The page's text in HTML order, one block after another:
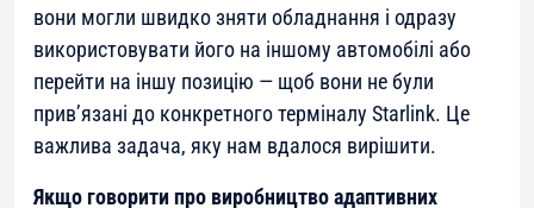
вони могли швидко зняти обладнання і одразу
використовувати його на іншому автомобілі або
перейти на іншу позицію — щоб вони не були
прив’язані до конкретного терміналу Starlink. Це
важлива задача, яку нам вдалося вирішити.
Якщо говорити про виробництво адаптивних